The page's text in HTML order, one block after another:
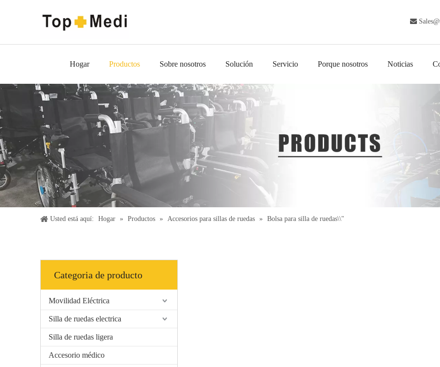

Hogar Productos Sobre nosotros Solución Servicio Porque nosotros Noticias
Usted está aquí: Hogar » Productos » Accesorios para sillas de ruedas » Bolsa para silla de ruedas\\"
Categoria de producto
Movilidad Eléctrica
Silla de ruedas electrica
Silla de ruedas ligera
Accesorio médico